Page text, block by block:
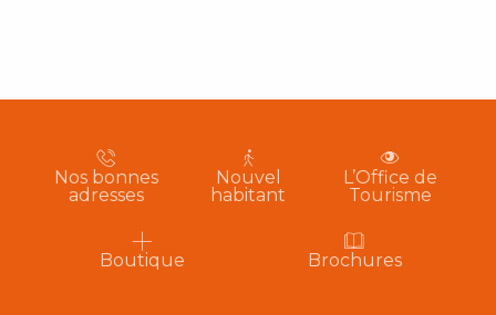
Nos bonnes
adresses
Nouvel
habitant
L’Office de
Tourisme
Boutique Brochures